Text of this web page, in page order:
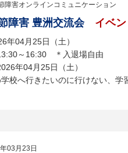
障害オンラインコミュニケーション
障害 豊洲交流会 イベ
年04月25日（土）
～16:30 ＊入退場自由
年04月25日（土）
校へ行きたいのに行けない、学
03月23日